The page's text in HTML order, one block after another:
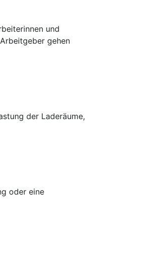
und
gehen
der Laderäume,
oder eine